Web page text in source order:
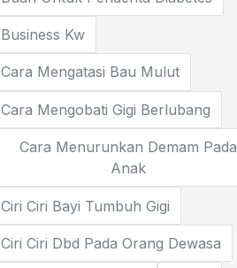
Business Kw
Cara Mengatasi Bau Mulut
Cara Mengobati Gigi Berlubang
Cara Menurunkan Demam Pada
Anak
Ciri Ciri Bayi Tumbuh Gigi
Ciri Ciri Dbd Pada Orang Dewasa